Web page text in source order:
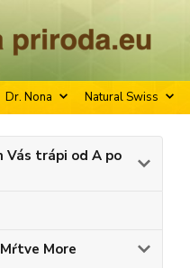
Dr. Nona Natural Swiss
Vás trápi od A po
More